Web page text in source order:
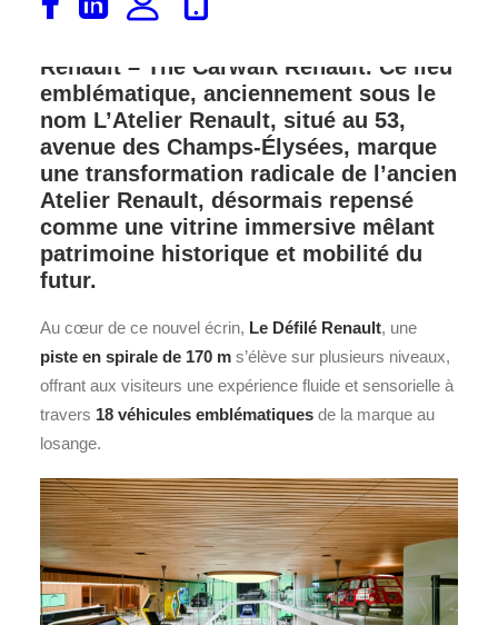
inauguré son tout nouveau flagship sur
Renault – The Carwalk Renault. Ce lieu
emblématique, anciennement sous le
nom L’Atelier Renault, situé au 53,
avenue des Champs-Élysées, marque
une transformation radicale de l’ancien
Atelier Renault, désormais repensé
comme une vitrine immersive mêlant
patrimoine historique et mobilité du
futur.
Au cœur de ce nouvel écrin, Le Défilé Renault, une
piste en spirale de 170 m s’élève sur plusieurs niveaux,
offrant aux visiteurs une expérience fluide et sensorielle à
travers 18 véhicules emblématiques de la marque au
losange.